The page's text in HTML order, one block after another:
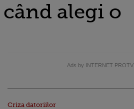
alegi o
Ads by INTERNET PROTV
Criza datoriilor